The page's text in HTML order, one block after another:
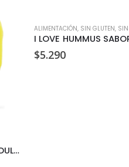
ALFAJOR VEGANO DE DAMASCO DULZURA VEGETAL 35GR
ALIMENTACIÓN, SIN GLUTEN,
$5.290